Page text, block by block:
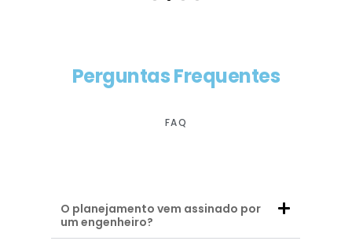
Perguntas Frequentes
FAQ
O planejamento vem assinado por
um engenheiro?